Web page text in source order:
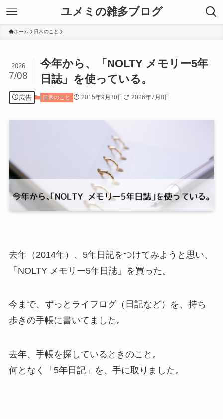
ユメミの雑多ブログ
ホーム 日常のこと
今年から、「NOLTY メモリー5年
日誌」を使っている。
2026
7/08
広告 日常のこと 2015年9月30日 2026年7月8日
去年（2014年）、5年日記をつけてみようと思い、
「NOLTY メモリー5年日誌」 を買った。
今まで、ずっとライフログ（日記など）を、持ち
歩きの手帳に書いてました。
去年、手帳を探しているときのこと。
何となく
「5年日記」 を、手に取りました。